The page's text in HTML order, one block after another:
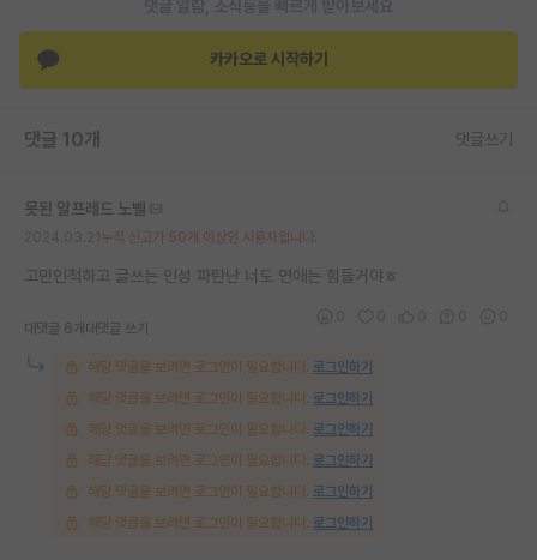
특수/전문대학원 게시판
반도체/AI 게시판
장학금/장학생 게시판
홍보 게시판
커리어
유학교육
이벤트
반도체 아카데미
재팬라운지 🌸
댓글 알람, 소식등을 빠르게 받아보세요
카카오로 시작하기
댓글 10개 댓글쓰기
못된 알프레드 노벨
누적 신고가 50개 이상인 사용자입니다.
고민인척하고 글쓰는 인성 파탄난 너도 연애는 힘들거야ㅎ
대댓글 6개 대댓글 쓰기
해당 댓글을 보려면 로그인이 필요합니다. 로그인하기
해당 댓글을 보려면 로그인이 필요합니다. 로그인하기
해당 댓글을 보려면 로그인이 필요합니다. 로그인하기
해당 댓글을 보려면 로그인이 필요합니다. 로그인하기
해당 댓글을 보려면 로그인이 필요합니다. 로그인하기
해당 댓글을 보려면 로그인이 필요합니다. 로그인하기